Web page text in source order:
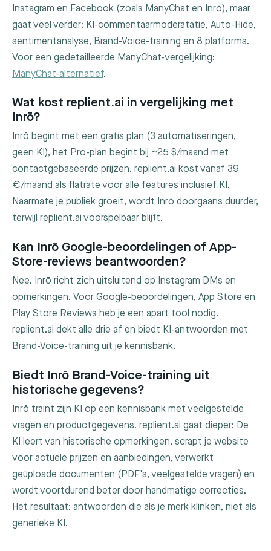
Instagram en Facebook (zoals ManyChat en Inrō), maar
gaat veel verder: KI-commentaarmoderatatie, Auto-Hide,
sentimentanalyse, Brand-Voice-training en 8 platforms.
Voor een gedetailleerde ManyChat-vergelijking:
ManyChat-alternatief.
Wat kost replient.ai in vergelijking met
Inrō?
Inrō begint met een gratis plan (3 automatiseringen,
geen KI), het Pro-plan begint bij ~25 $/maand met
contactgebaseerde prijzen. replient.ai kost vanaf 39
€/maand als flatrate voor alle features inclusief KI.
Naarmate je publiek groeit, wordt Inrō doorgaans duurder,
terwijl replient.ai voorspelbaar blijft.
Kan Inrō Google-beoordelingen of App-
Store-reviews beantwoorden?
Nee. Inrō richt zich uitsluitend op Instagram DMs en
opmerkingen. Voor Google-beoordelingen, App Store en
Play Store Reviews heb je een apart tool nodig.
replient.ai dekt alle drie af en biedt KI-antwoorden met
Brand-Voice-training uit je kennisbank.
Biedt Inrō Brand-Voice-training uit
historische gegevens?
Inrō traint zijn KI op een kennisbank met veelgestelde
vragen en productgegevens. replient.ai gaat dieper: De
KI leert van historische opmerkingen, scrapt je website
voor actuele prijzen en aanbiedingen, verwerkt
geüploade documenten (PDF's, veelgestelde vragen) en
wordt voortdurend beter door handmatige correcties.
Het resultaat: antwoorden die als je merk klinken, niet als
generieke KI.